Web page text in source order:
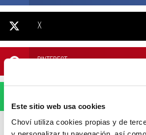
Este sitio web usa cookies
Choví utiliza cookies propias y de
X
Pinterest